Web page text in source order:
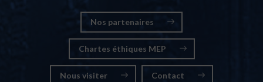
Nos partenaires
Chartes éthiques MEP
Nous visiter Contact